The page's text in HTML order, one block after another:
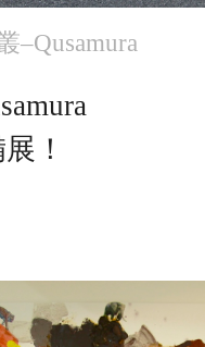
‒Qusamura
！